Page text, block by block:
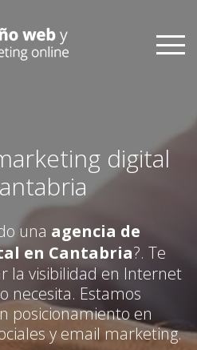
digital
una agencia de
en Cantabria?. Te
la visibilidad en Internet
necesita. Estamos
posicionamiento en
y email marketing.